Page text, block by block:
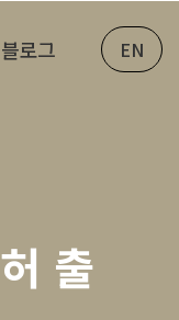
블로그 EN
출